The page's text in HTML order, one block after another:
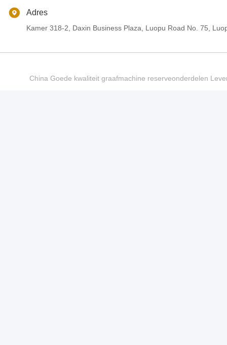
Adres
Kamer 318-2, Daxin Business Plaza, Luopu Road No. 75,
China Goede kwaliteit graafmachine reserveonderdelen